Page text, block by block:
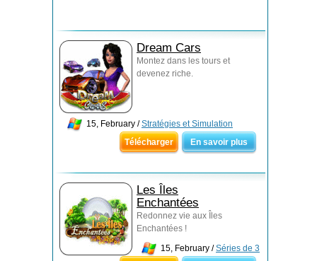
Dream Cars
Montez dans les tours et
devenez riche.
15, February /Stratégies et Simulation
Télécharger
En savoir plus
Les Îles
Enchantées
Redonnez vie aux Îles
Enchantées !
15, February /Séries de 3